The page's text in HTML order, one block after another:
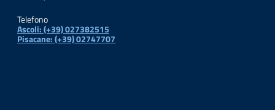
Telefono
Ascoli: (+39) 027382515
Pisacane: (+39) 02747707